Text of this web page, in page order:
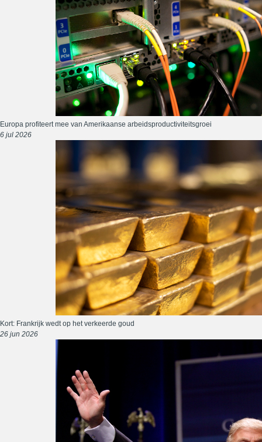
Europa profiteert mee van Amerikaanse arbeidsproductiviteitsgroei
6 jul 2026
Kort: Frankrijk wedt op het verkeerde goud
26 jun 2026